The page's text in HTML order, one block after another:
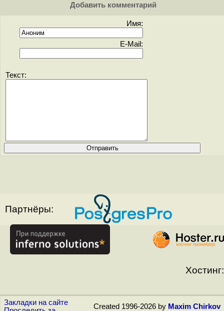
Добавить комментарий
Имя:
E-Mail:
Текст:
Партнёры:
Хостинг:
Закладки на сайте
Created 1996-2026 by Maxim Chirkov